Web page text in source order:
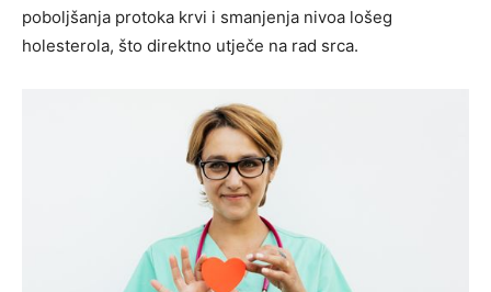
poboljšanja protoka krvi i smanjenja nivoa lošeg
holesterola, što direktno utječe na rad srca.